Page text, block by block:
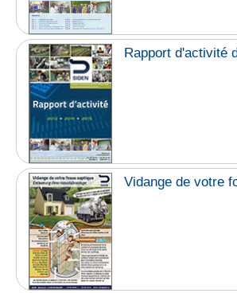
Rapport d'activité
Vidange de votre